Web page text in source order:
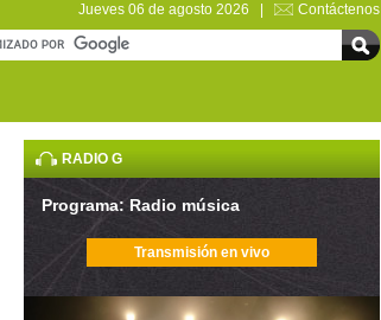
Jueves 06 de agosto 2026 | Contáctenos
RADIO G
Programa: Radio música
Transmisión en vivo